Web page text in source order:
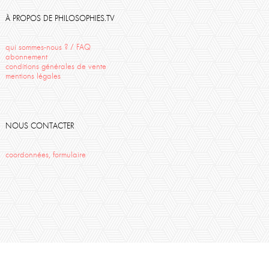
DescartesDanielle Moyse
À PROPOS DE PHILOSOPHIES.TV
qui sommes-nous ? / FAQ
abonnement
conditions générales de vente
mentions légales
NOUS CONTACTER
coordonnées, formulaire